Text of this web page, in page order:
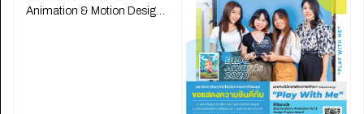
Animation & Motion Design